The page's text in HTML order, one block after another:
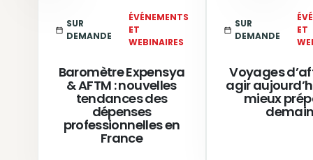
SUR
DEMANDE
ÉVÉNEMENTS
ET
WEBINAIRES
Baromètre Expensya
& AFTM : nouvelles
tendances des
dépenses
professionnelles en
France
SUR
DEMANDE
ET
Voyages
agir
mieux